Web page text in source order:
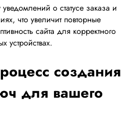
о статусе заказа и
что увеличит повторные
сайта для корректного
устройствах.
создания
для вашего